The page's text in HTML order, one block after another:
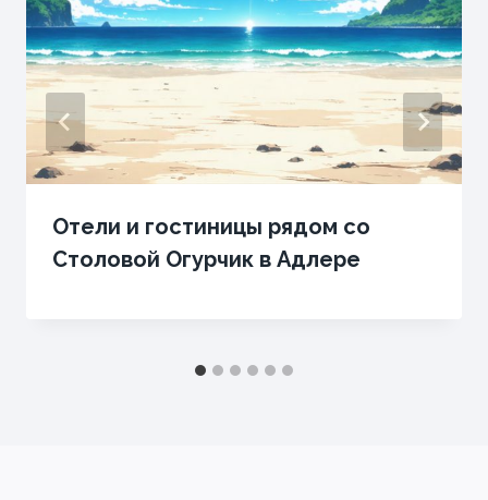
Отели и гостиницы рядом со
Столовой Огурчик в Адлере